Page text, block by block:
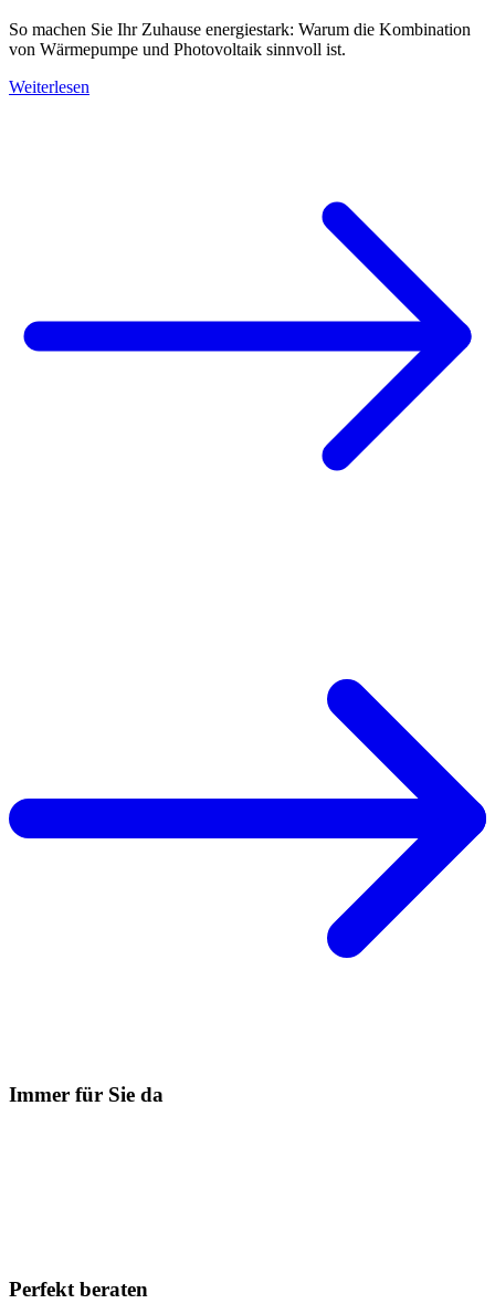
So machen Sie Ihr Zuhause energiestark: Warum die Kombination
von Wärmepumpe und Photovoltaik sinnvoll ist.
Weiterlesen
Immer für Sie da
Perfekt beraten